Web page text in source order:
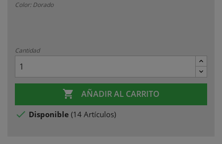
Color: Dorado
Cantidad
 AÑADIR AL CARRITO
 Disponible (14 Artículos)